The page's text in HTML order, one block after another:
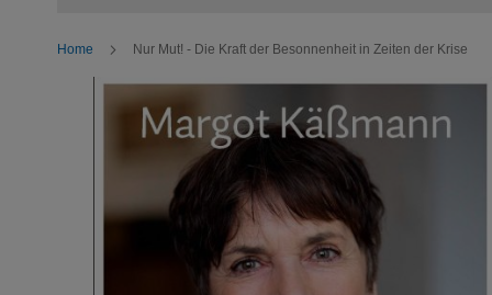
Home Nur Mut! - Die Kraft der Besonnenheit in Zeiten der Krise